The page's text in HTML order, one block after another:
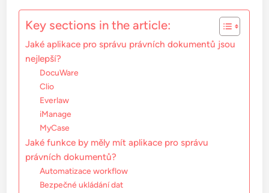
Key sections in the article:
Jaké aplikace pro správu právních dokumentů jsou
nejlepší?
DocuWare
Clio
Everlaw
iManage
MyCase
Jaké funkce by měly mít aplikace pro správu
právních dokumentů?
Automatizace workflow
Bezpečné ukládání dat